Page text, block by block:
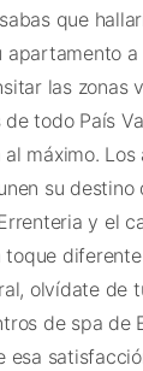
que
apartamento
las zonas
de todo País
al máximo.
su destino
y el
toque
olvídate de
de spa de
esa